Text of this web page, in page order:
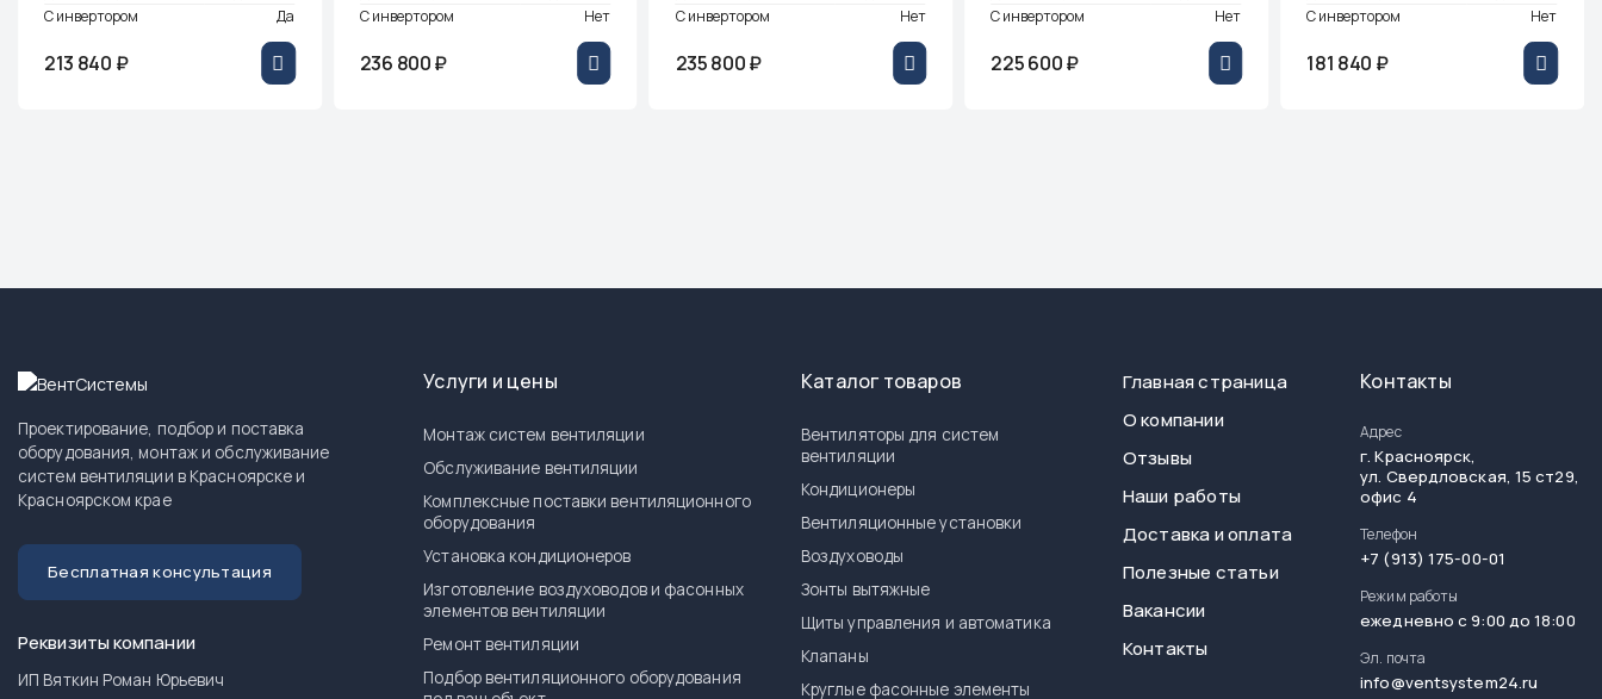
С инвертором Да
213 840 ₽
С инвертором Нет
236 800 ₽
С инвертором Нет
235 800 ₽
С инвертором Нет
225 600 ₽
С инвертором Нет
181 840 ₽
Проектирование, подбор и поставка
оборудования, монтаж и обслуживание
систем вентиляции в Красноярске и
Красноярском крае
Бесплатная консультация
Реквизиты компании
ИП Вяткин Роман Юрьевич
Услуги и цены
Монтаж систем вентиляции
Обслуживание вентиляции
Комплексные поставки вентиляционного
оборудования
Установка кондиционеров
Изготовление воздуховодов и фасонных
элементов вентиляции
Ремонт вентиляции
Подбор вентиляционного оборудования
Каталог товаров
Вентиляторы для систем
вентиляции
Кондиционеры
Вентиляционные установки
Воздуховоды
Зонты вытяжные
Щиты управления и автоматика
Клапаны
Круглые фасонные элементы
Главная страница
О компании
Отзывы
Наши работы
Доставка и оплата
Полезные статьи
Вакансии
Контакты
Контакты
Адрес
г.Красноярск,
ул. Свердловская, 15 ст29,
офис 4
Телефон
+7 (913) 175-00-01
Режим работы
ежедневно с 9:00 до 18:00
Эл. почта
info@ventsystem24.ru